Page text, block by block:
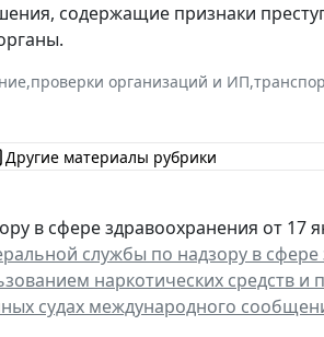
содержащие признаки
,проверки организаций и ИП,
Другие материалы рубрики
в сфере здравоохранения от 17
службы по надзору в
наркотических средств
судах международного